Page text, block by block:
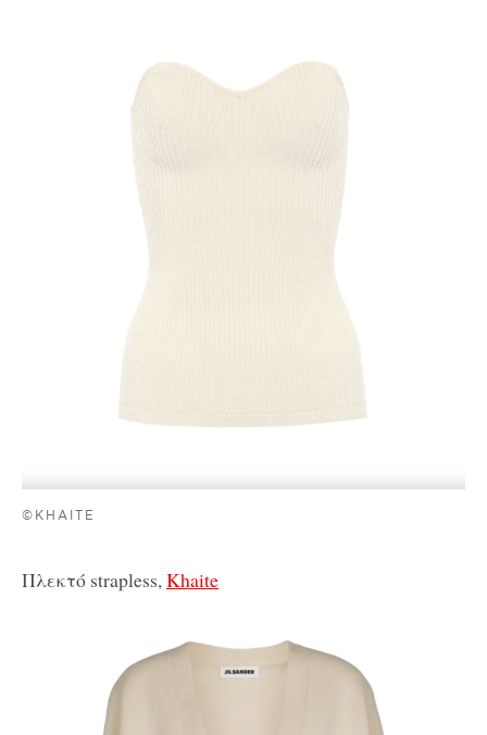
©KHAITE
Πλεκτό strapless,Khaite